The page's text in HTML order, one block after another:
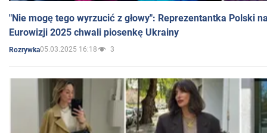
"Nie mogę tego wyrzucić z głowy": Reprezentantka Polski
Eurowizji 2025 chwali piosenkę Ukrainy
Rozrywka05.03.2025 16:18 3